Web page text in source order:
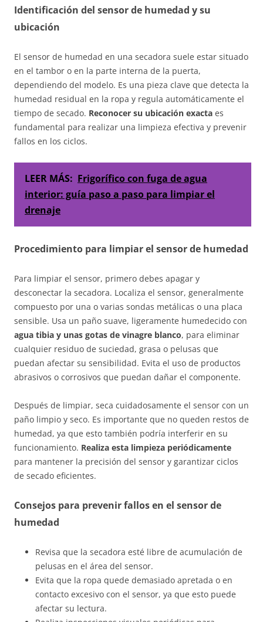
Identificación del sensor de humedad y su
ubicación
El sensor de humedad en una secadora suele estar situado
en el tambor o en la parte interna de la puerta,
dependiendo del modelo. Es una pieza clave que detecta la
humedad residual en la ropa y regula automáticamente el
tiempo de secado. Reconocer su ubicación exacta es
fundamental para realizar una limpieza efectiva y prevenir
fallos en los ciclos.
LEER MÁS: Frigorífico con fuga de agua
interior: guía paso a paso para limpiar el
drenaje
Procedimiento para limpiar el sensor de humedad
Para limpiar el sensor, primero debes apagar y
desconectar la secadora. Localiza el sensor, generalmente
compuesto por una o varias sondas metálicas o una placa
sensible. Usa un paño suave, ligeramente humedecido con
agua tibia y unas gotas de vinagre blanco, para eliminar
cualquier residuo de suciedad, grasa o pelusas que
puedan afectar su sensibilidad. Evita el uso de productos
abrasivos o corrosivos que puedan dañar el componente.
Después de limpiar, seca cuidadosamente el sensor con un
paño limpio y seco. Es importante que no queden restos de
humedad, ya que esto también podría interferir en su
funcionamiento. Realiza esta limpieza periódicamente
para mantener la precisión del sensor y garantizar ciclos
de secado eficientes.
Consejos para prevenir fallos en el sensor de
humedad
Revisa que la secadora esté libre de acumulación de
pelusas en el área del sensor.
Evita que la ropa quede demasiado apretada o en
contacto excesivo con el sensor, ya que esto puede
afectar su lectura.